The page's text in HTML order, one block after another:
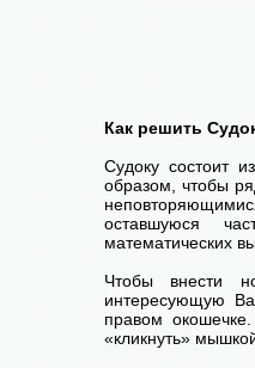
Как решить
Судоку состоит
образом, чтобы
оставшуюся
математических
Чтобы внести
интересующую
правом
«кликнуть»